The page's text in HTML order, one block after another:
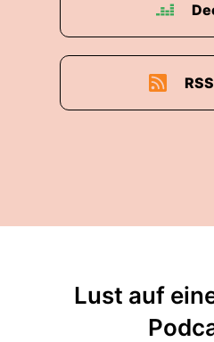
00:00:47: I can skin your
00:00:50: Soll das
00:00:50: sein?!
00:01:02: Ich frage
Lust auf